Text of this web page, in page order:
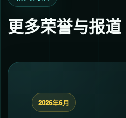
更多荣誉与报道
2026年6月